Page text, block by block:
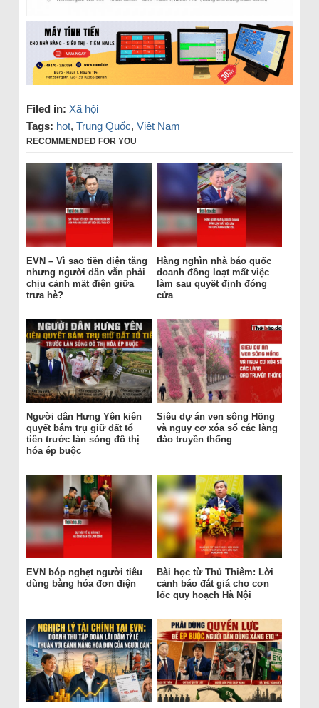
Filed in: Xã hội
Tags: hot, Trung Quốc, Việt Nam
RECOMMENDED FOR YOU
EVN – Vì sao tiền điện tăng
nhưng người dân vẫn phải
chịu cảnh mất điện giữa
trưa hè?
Hàng nghìn nhà báo quốc
doanh đồng loạt mất việc
làm sau quyết định đóng
cửa
Người dân Hưng Yên kiên
quyết bám trụ giữ đất tổ
tiên trước làn sóng đô thị
hóa ép buộc
Siêu dự án ven sông Hồng
và nguy cơ xóa sổ các làng
đào truyền thống
EVN bóp nghẹt người tiêu
dùng bằng hóa đơn điện
Bài học từ Thủ Thiêm: Lời
cảnh báo đắt giá cho cơn
lốc quy hoạch Hà Nội